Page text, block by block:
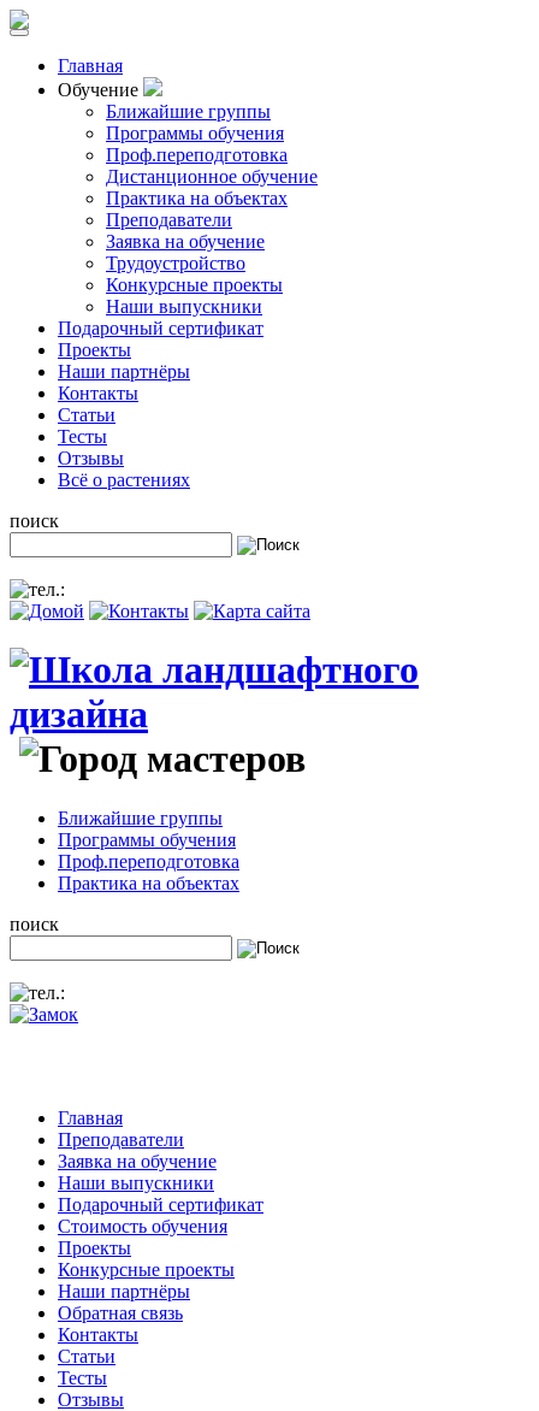
Главная
Обучение
Ближайшие группы
Программы обучения
Проф.переподготовка
Дистанционное обучение
Практика на объектах
Преподаватели
Заявка на обучение
Трудоустройство
Конкурсные проекты
Наши выпускники
Подарочный сертификат
Проекты
Наши партнёры
Контакты
Статьи
Тесты
Отзывы
Всё о растениях
поиск
Ближайшие группы
Программы обучения
Проф.переподготовка
Практика на объектах
поиск
Главная
Преподаватели
Заявка на обучение
Наши выпускники
Подарочный сертификат
Стоимость обучения
Проекты
Конкурсные проекты
Наши партнёры
Обратная связь
Контакты
Статьи
Тесты
Отзывы